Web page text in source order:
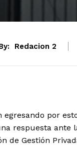
Redacion 2
por
respuesta ante
de Gestión